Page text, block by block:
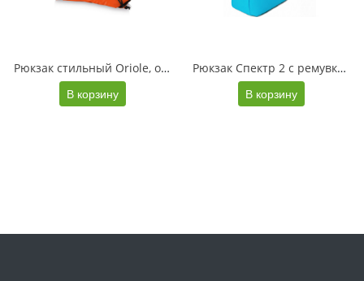
Рюкзак стильный Oriole, оранжевый
В корзину
Рюкзак Спектр 2 с ремувкой под нанесение, голубой/черный
В корзину